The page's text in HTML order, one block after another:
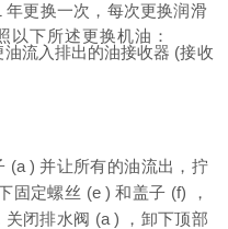
年更换一次，每次更换润滑
以下所述更换机油：
流入排出的油接收器 (接收
(a ) 并让所有的油流出，拧
固定螺丝 (e ) 和盖子 (f) ，
关闭排水阀 (a ) ，卸下顶部